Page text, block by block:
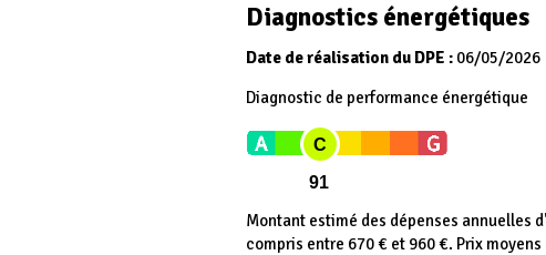
Diagnostics énergétiques
Date de réalisation du DPE : 06/05/2026
Diagnostic de performance énergétique
C
91
Montant estimé des dépenses annuelles
compris entre 670 € et 960 €. Prix